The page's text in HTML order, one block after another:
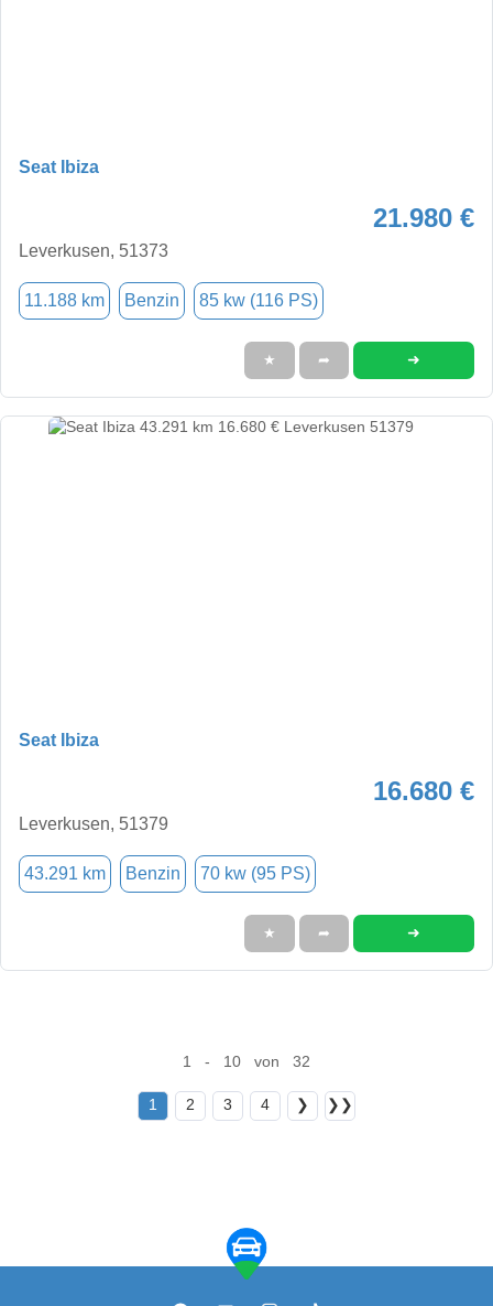
Seat Ibiza
21.980 €
Leverkusen, 51373
11.188 km Benzin 85 kw (116 PS)
★ ➦ ➜
Seat Ibiza
16.680 €
Leverkusen, 51379
43.291 km Benzin 70 kw (95 PS)
★ ➦ ➜
1 - 10 von 32
1 2 3 4 ❯ ❯❯